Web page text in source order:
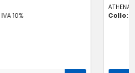
IVA 10%
ATHENA
Collo: